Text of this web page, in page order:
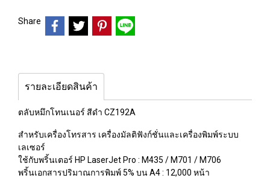
Share
รายละเอียดสินค้า
ตลับหมึกโทนเนอร์ สีดำ CZ192A
สำหรับเครื่องโทรสาร เครื่องมัลติฟังก์ชั่นและเครื่องพิมพ์ระบบ
เลเซอร์
ใช้กับพริ้นเตอร์ HP LaserJet Pro : M435 / M701 / M706
พริ้นเอกสารปริมาณการพิมพ์ 5% บน A4 : 12,000 หน้า